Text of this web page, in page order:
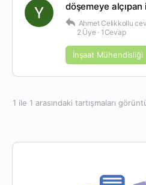
döşemeye alçıpan
Ahmet Celikkollu
2 Üye · 1Cevap
İnşaat Mühendisliği
1 ile 1 arasındaki tartışmaları